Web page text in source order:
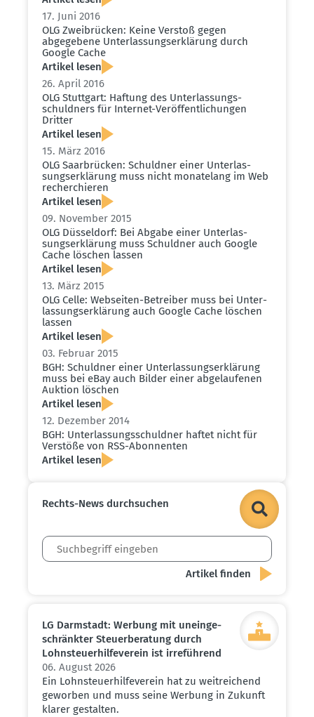
17. Juni 2016
OLG Zweibrücken: Keine Verstoß gegen
abgegebene Unter­las­sungs­er­klärung durch
Google Cache
Artikel lesen
26. April 2016
OLG Stuttgart: Haftung des Unter­las­sungs­
schuldners für Internet-Veröf­fent­li­chungen
Dritter
Artikel lesen
15. März 2016
OLG Saarbrücken: Schuldner einer Unter­las­
sungs­er­klärung muss nicht monatelang im Web
recher­chieren
Artikel lesen
09. November 2015
OLG Düsseldorf: Bei Abgabe einer Unter­las­
sungs­er­klärung muss Schuldner auch Google
Cache löschen lassen
Artikel lesen
13. März 2015
OLG Celle: Webseiten-Betreiber muss bei Unter­
las­sungs­er­klärung auch Google Cache löschen
lassen
Artikel lesen
03. Februar 2015
BGH: Schuldner einer Unter­las­sungs­er­klärung
muss bei eBay auch Bilder einer abgelau­fenen
Auktion löschen
Artikel lesen
12. Dezember 2014
BGH: Unter­las­sungs­schuldner haftet nicht für
Verstöße von RSS-Abonnenten
Artikel lesen
Rechts-News durch­suchen
LG Darmstadt: Werbung mit unein­ge­
schränkter Steuer­be­ratung durch
Lohnsteu­er­hil­fe­verein ist irreführend
06. August 2026
Ein Lohnsteuerhilfeverein hat zu weitreichend
geworben und muss seine Werbung in Zukunft
klarer gestalten.